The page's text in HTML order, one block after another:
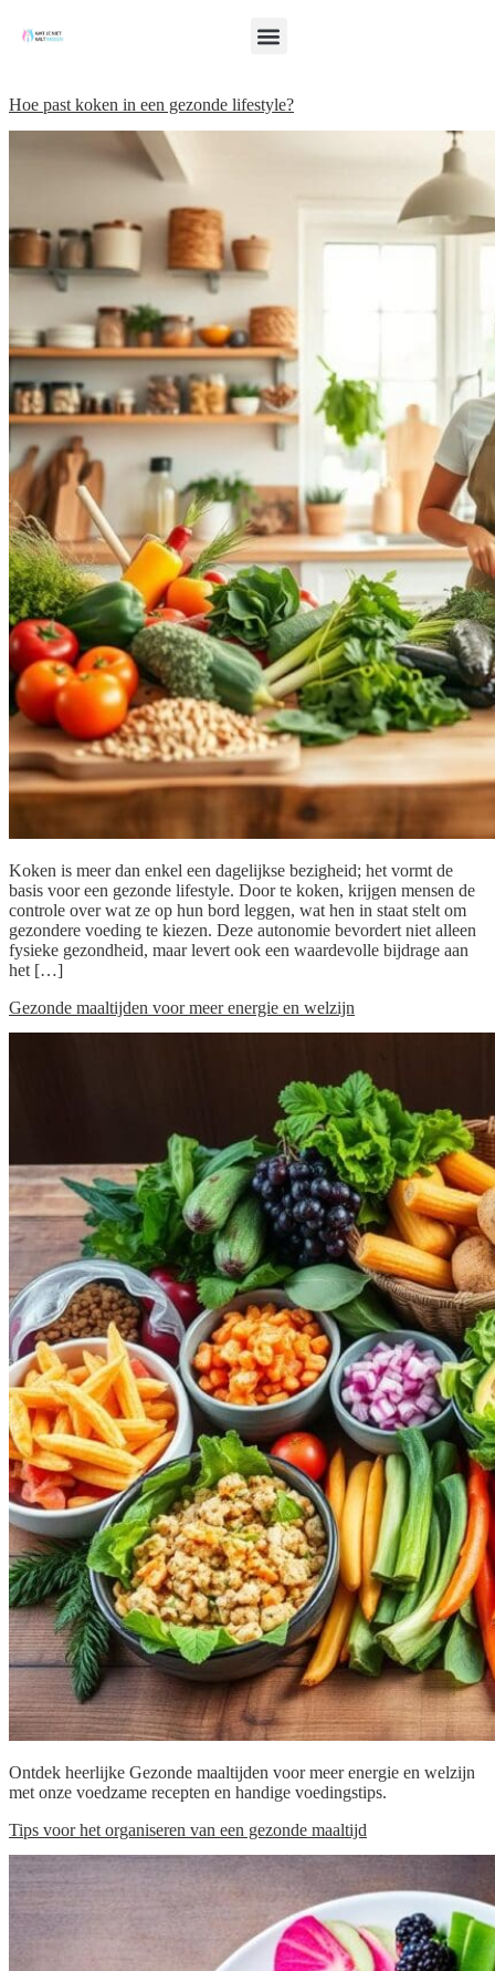
Hoe past koken in een gezonde lifestyle?
Koken is meer dan enkel een dagelijkse bezigheid; het vormt de
basis voor een gezonde lifestyle. Door te koken, krijgen mensen de
controle over wat ze op hun bord leggen, wat hen in staat stelt om
gezondere voeding te kiezen. Deze autonomie bevordert niet alleen
fysieke gezondheid, maar levert ook een waardevolle bijdrage aan
het […]
Gezonde maaltijden voor meer energie en welzijn
Ontdek heerlijke Gezonde maaltijden voor meer energie en welzijn
met onze voedzame recepten en handige voedingstips.
Tips voor het organiseren van een gezonde maaltijd